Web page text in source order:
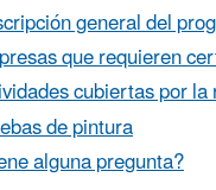
general del
que requieren
cubiertas por
de pintura
alguna pregunta?